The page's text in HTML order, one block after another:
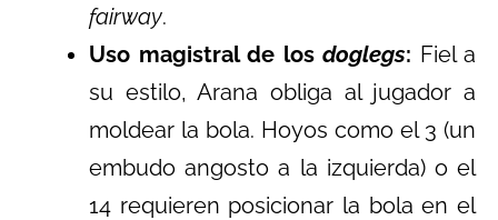
fairway.
Uso magistral de los doglegs: Fiel a
su estilo, Arana obliga al jugador a
moldear la bola. Hoyos como el 3 (un
embudo angosto a la izquierda) o el
14 requieren posicionar la bola en el